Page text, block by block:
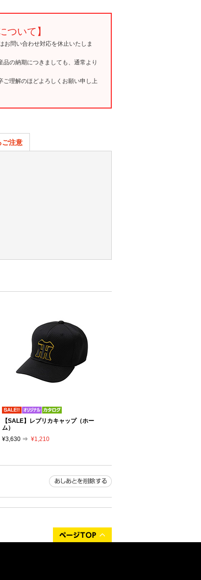
ついて】
お問い合わせ対応を休止いたしま
の納期につきましても、通常より
ご理解のほどよろしくお願い申し上
ご注意
【SALE】レプリカキャップ（ホー
ム）
¥3,630 ⇒ ¥1,210